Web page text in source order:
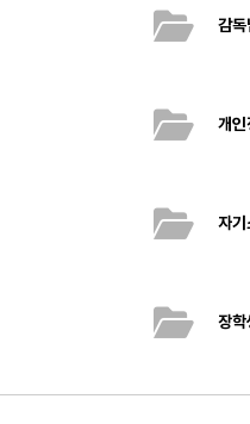
감
개
자
장